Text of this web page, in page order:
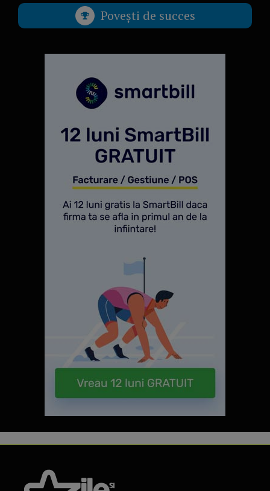
Povești de succes